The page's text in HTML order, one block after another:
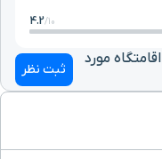
10/
4.2
مورد
ثبت نظر